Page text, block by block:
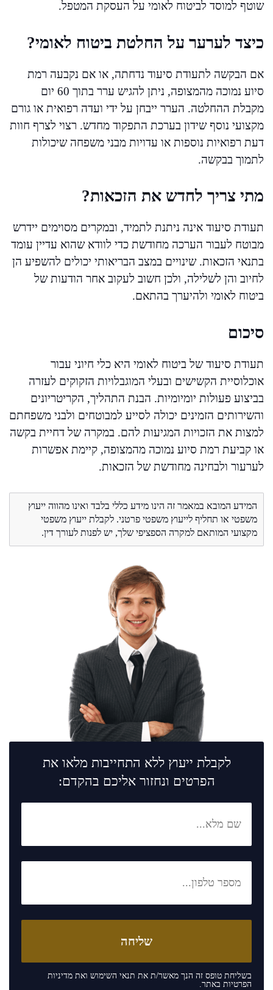
שוטף למוסד לביטוח לאומי על העסקת המטפל.
כיצד לערער על החלטת ביטוח לאומי?
אם הבקשה לתעודת סיעוד נדחתה, או אם נקבעה רמת
סיוע נמוכה מהמצופה, ניתן להגיש ערר בתוך 60 יום
מקבלת ההחלטה. הערר ייבחן על ידי ועדה רפואית או גורם
מקצועי נוסף שידון בערכת התפקוד מחדש. רצוי לצרף חוות
דעת רפואיות נוספות או עדויות מבני משפחה שיכולות
לתמוך בבקשה.
מתי צריך לחדש את הזכאות?
תעודת סיעוד אינה ניתנת לתמיד, ובמקרים מסוימים יידרש
מבוטח לעבור הערכה מחודשת כדי לוודא שהוא עדיין עומד
בתנאי הזכאות. שינויים במצב הבריאותי יכולים להשפיע הן
לחיוב והן לשלילה, ולכן חשוב לעקוב אחר הודעות של
ביטוח לאומי ולהיערך בהתאם.
סיכום
תעודת סיעוד של ביטוח לאומי היא כלי חיוני עבור
אוכלוסיית הקשישים ובעלי המוגבלויות הזקוקים לעזרה
בביצוע פעולות יומיומיות. הבנת התהליך, הקריטריונים
והשירותים הזמינים יכולה לסייע למבוטחים ולבני משפחתם
למצות את הזכויות המגיעות להם. במקרה של דחיית בקשה
או קביעת רמת סיוע נמוכה מהמצופה, קיימת אפשרות
לערעור ולבחינה מחודשת של הזכאות.
המידע המובא במאמר זה הינו מידע כללי בלבד ואינו מהווה ייעוץ
משפטי או תחליף לייעוץ משפטי פרטני. לקבלת ייעוץ משפטי
מקצועי המותאם למקרה הספציפי שלך, יש לפנות לעורך דין.
לקבלת ייעוץ ללא התחייבות מלאו את
הפרטים ונחזור אליכם בהקדם:
בשליחת טופס זה הנך מאשר/ת את תנאי השימוש ואת מדיניות
הפרטיות באתר.